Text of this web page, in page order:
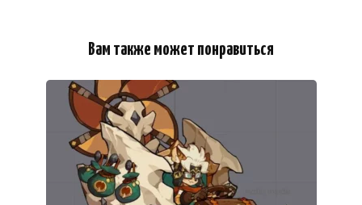
Вам также может понравиться